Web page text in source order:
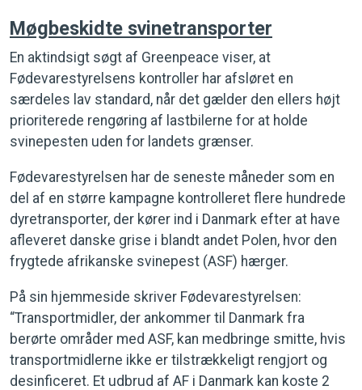
Møgbeskidte svinetransporter
En aktindsigt søgt af Greenpeace viser, at
Fødevarestyrelsens kontroller har afsløret en
særdeles lav standard, når det gælder den ellers højt
prioriterede rengøring af lastbilerne for at holde
svinepesten uden for landets grænser.
Fødevarestyrelsen har de seneste måneder som en
del af en større kampagne kontrolleret flere hundrede
dyretransporter, der kører ind i Danmark efter at have
afleveret danske grise i blandt andet Polen, hvor den
frygtede afrikanske svinepest (ASF) hærger.
På sin hjemmeside skriver Fødevarestyrelsen:
“Transportmidler, der ankommer til Danmark fra
berørte områder med ASF, kan medbringe smitte, hvis
transportmidlerne ikke er tilstrækkeligt rengjort og
desinficeret. Et udbrud af AF i Danmark kan koste 2